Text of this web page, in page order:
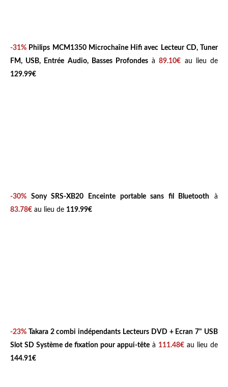
-31% Philips MCM1350 Microchaîne Hifi avec Lecteur CD, Tuner
FM, USB, Entrée Audio, Basses Profondes à89.10€ au lieu de
129.99€
-30% Sony SRS-XB20 Enceinte portable sans fil Bluetooth à
83.78€ au lieu de 119.99€
-23% Takara 2 combi indépendants Lecteurs DVD + Ecran 7" USB
Slot SD Système de fixation pour appui-tête à 111.48€ au lieu de
144.91€